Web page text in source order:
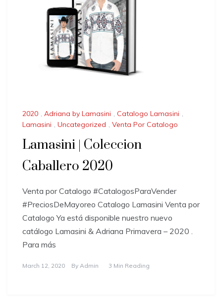
2020 , Adriana by Lamasini , Catalogo Lamasini ,
Lamasini , Uncategorized , Venta Por Catalogo
Lamasini | Coleccion
Caballero 2020
Venta por Catalogo #CatalogosParaVender
#PreciosDeMayoreo Catalogo Lamasini Venta por
Catalogo Ya está disponible nuestro nuevo
catálogo Lamasini & Adriana Primavera – 2020 .
Para más
March 12, 2020 By Admin 3 Min Reading